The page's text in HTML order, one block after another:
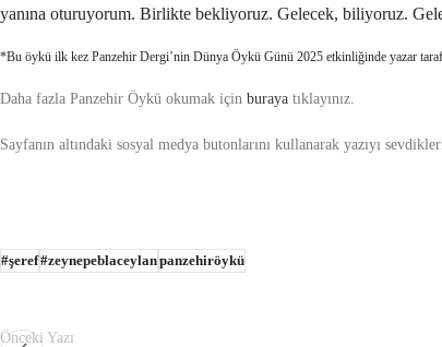
yanına oturuyorum. Birlikte bekliyoruz. Gelecek, biliyoruz.
*Bu öykü ilk kez Panzehir Dergi’nin Dünya Öykü Günü 2025 etkinliğinde yazar
Daha fazla Panzehir Öykü okumak için buraya tıklayınız.
Sayfanın altındaki sosyal medya butonlarını kullanarak yazıyı
#şeref#zeynepeblaceylanpanzehiröykü
Önceki Yazı